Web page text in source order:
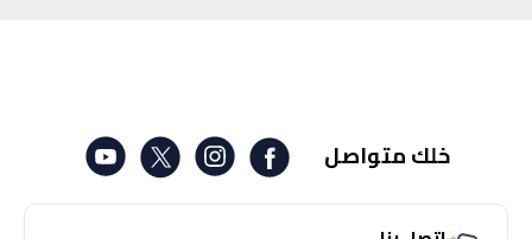
خلك متواصل